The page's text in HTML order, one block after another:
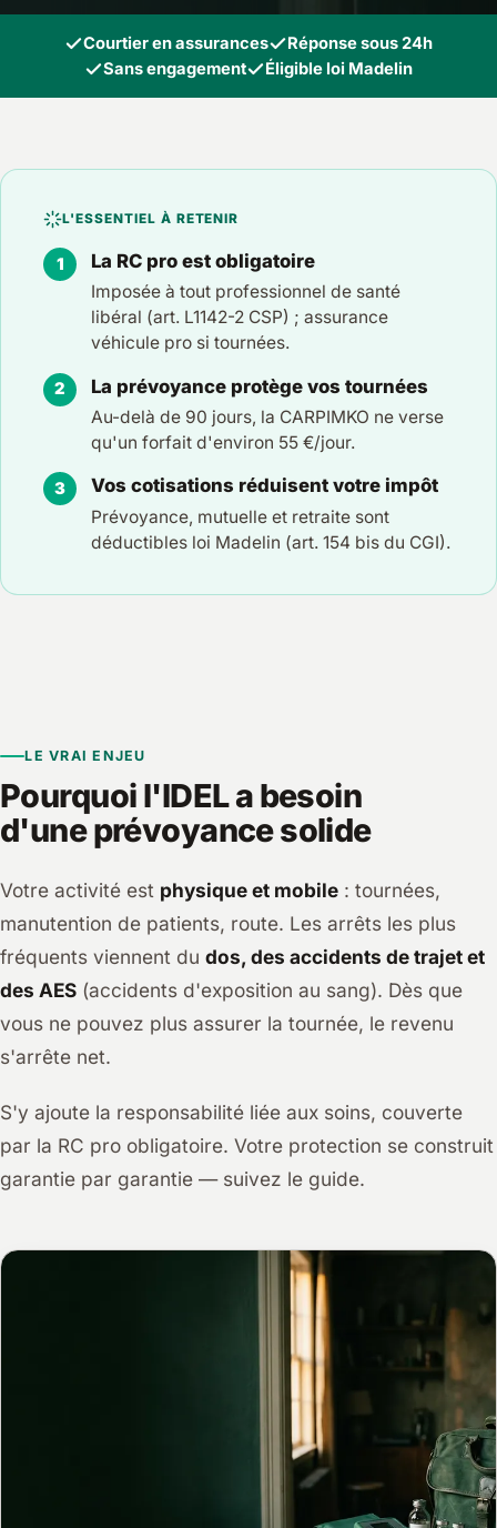
Courtier en assurances
Réponse sous 24h
Sans engagement
Éligible loi Madelin
L'ESSENTIEL À RETENIR
La RC pro est obligatoire
Imposée à tout professionnel de santé
libéral (art. L1142-2 CSP) ; assurance
véhicule pro si tournées.
La prévoyance protège vos tournées
Au-delà de 90 jours, la CARPIMKO ne verse
qu'un forfait d'environ 55 €/jour.
Vos cotisations réduisent votre impôt
Prévoyance, mutuelle et retraite sont
déductibles loi Madelin (art. 154 bis du CGI).
LE VRAI ENJEU
Pourquoi l'IDEL a besoin
d'une prévoyance solide
Votre activité est physique et mobile : tournées,
manutention de patients, route. Les arrêts les plus
fréquents viennent du dos, des accidents de trajet et
des AES (accidents d'exposition au sang). Dès que
vous ne pouvez plus assurer la tournée, le revenu
s'arrête net.
S'y ajoute la responsabilité liée aux soins, couverte
par la RC pro obligatoire. Votre protection se construit
garantie par garantie — suivez le guide.